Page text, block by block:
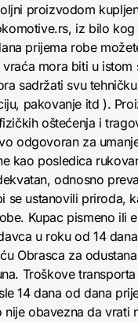
proizvodom
iz bilo
prijema robe
mora biti u istom
sadržati svu
pakovanje itd ).
oštećenja i
odgovoran za
kao posledica
odnosno
se ustanovili priroda,
Kupac pismeno ili
u roku od 14
Obrasca za
Troškove
14 dana od dana
obavezna da vrati